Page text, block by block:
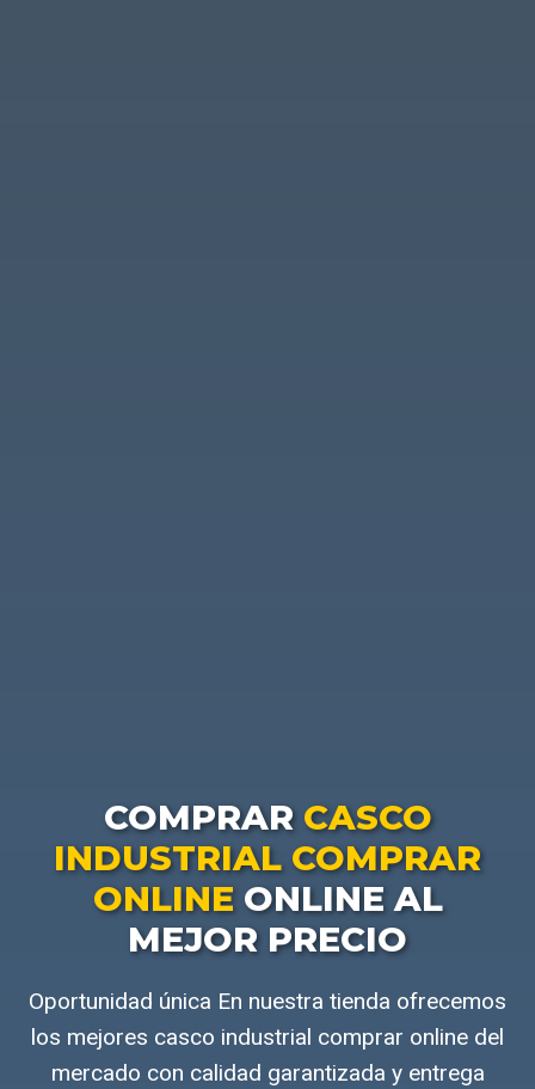
COMPRAR CASCO
INDUSTRIAL COMPRAR
ONLINEONLINE AL
MEJOR PRECIO
Oportunidad única En nuestra tienda ofrecemos
los mejores casco industrial comprar online del
mercado con calidad garantizada y entrega